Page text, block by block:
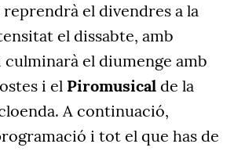
el divendres a la
el dissabte, amb
el diumenge amb
i el Piromusical de la
A continuació,
i tot el que has de